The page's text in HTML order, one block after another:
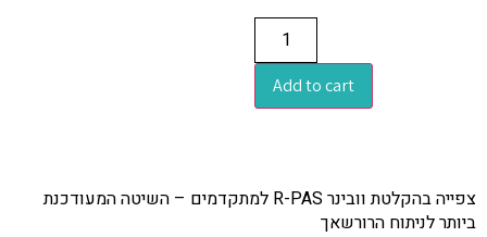
Add to cart
צפייה בהקלטת וובינר R-PAS למתקדמים – השיטה המעודכנת
ביותר לניתוח הרורשאך